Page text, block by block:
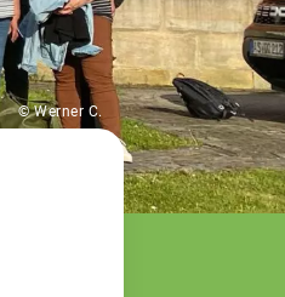
© Werner C.